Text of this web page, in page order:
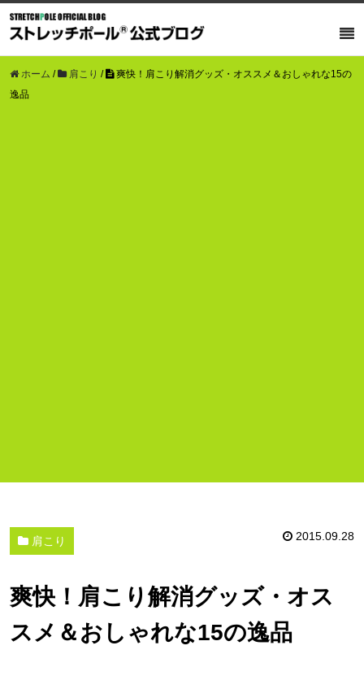
ホーム / 肩こり /
爽快！肩こり解消グッズ・オススメ＆おしゃれな15の
逸品
肩こり 2015.09.28
爽快！肩こり解消グッズ・オス
スメ＆おしゃれな15の逸品